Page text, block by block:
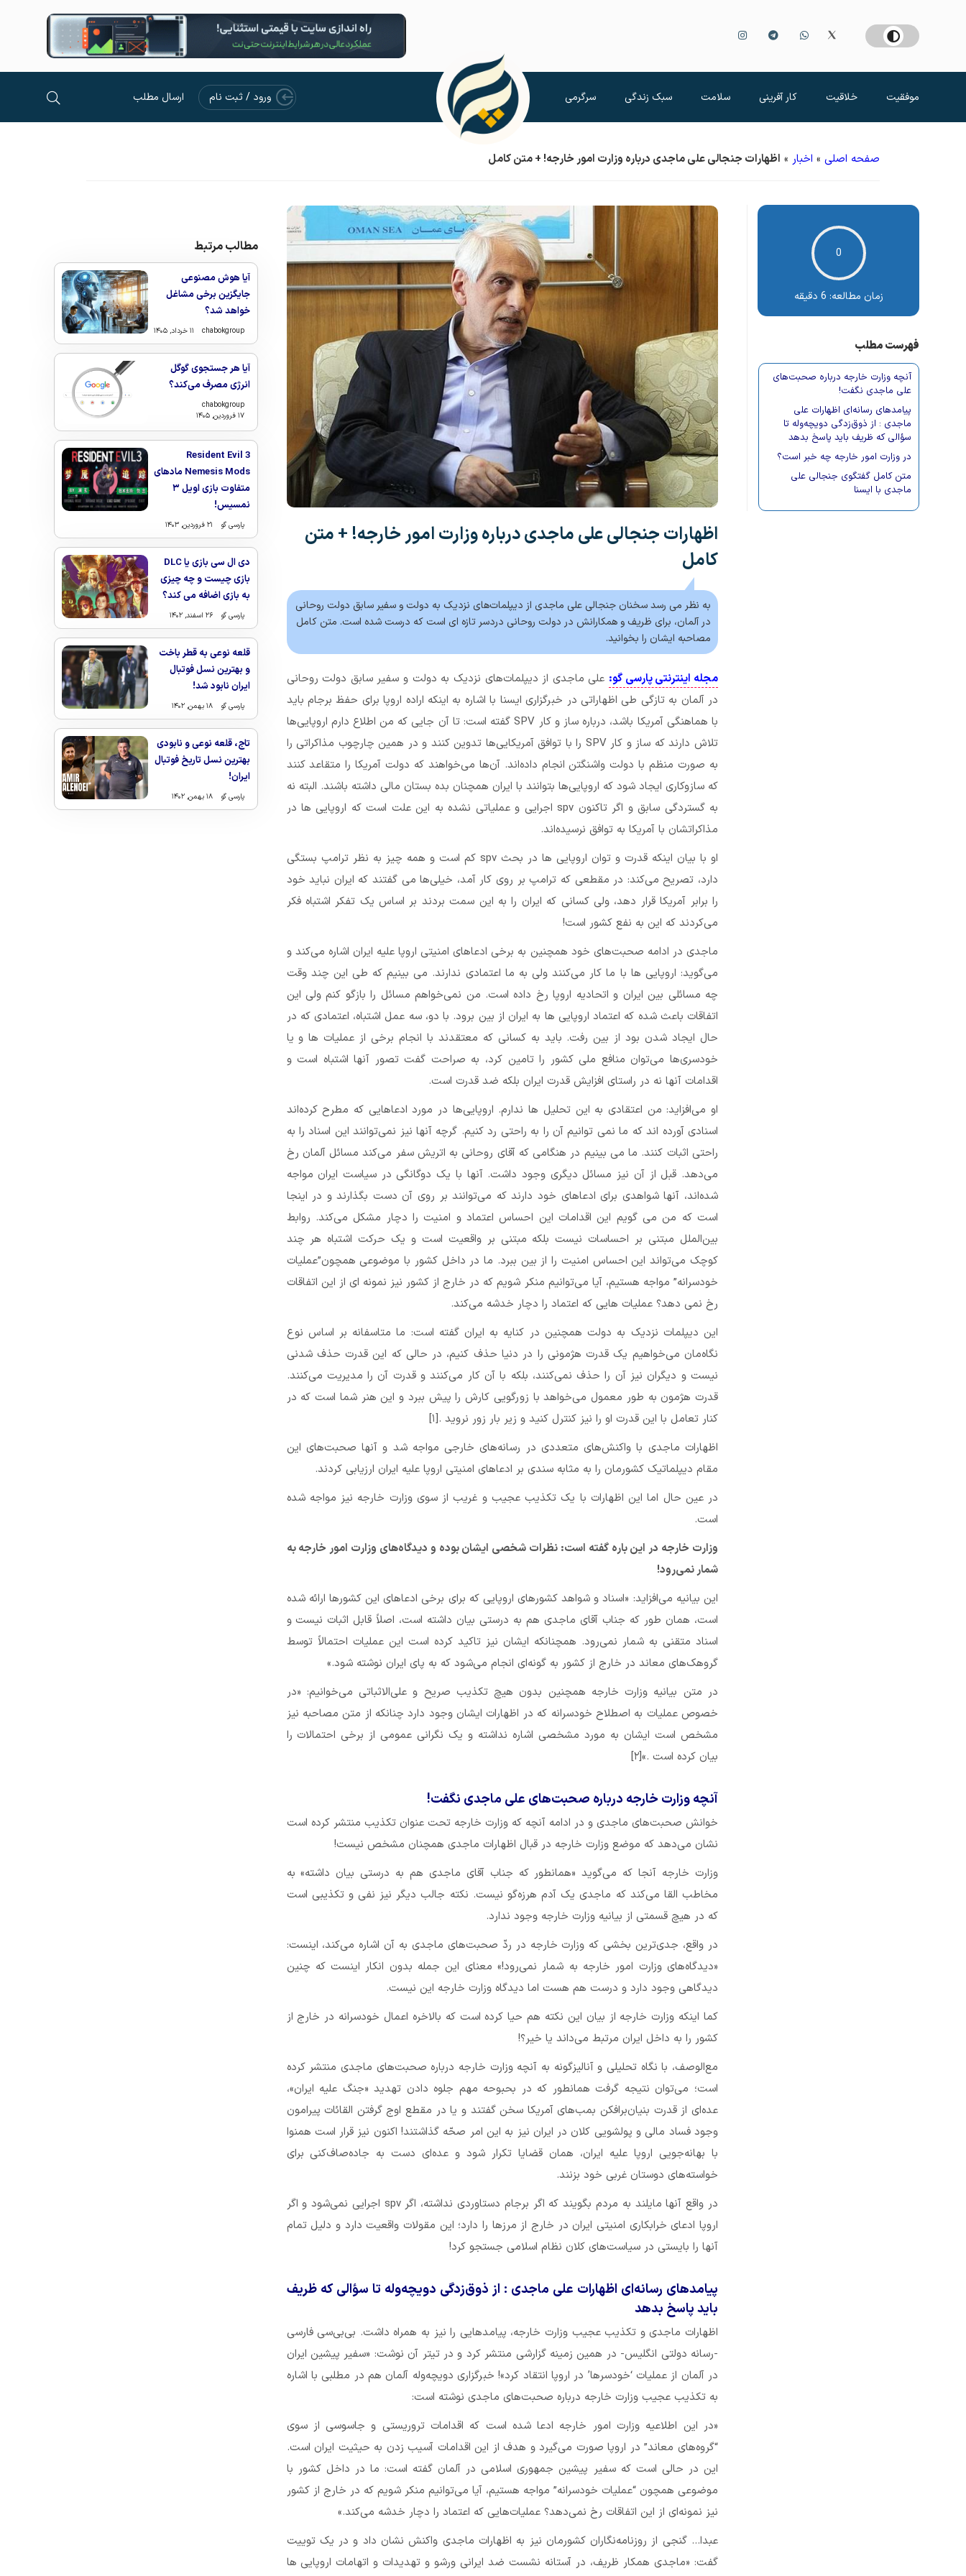
موفقیت خلاقیت کار آفرینی سلامت سبک زندگی سرگرمی ورود / ثبت نام ارسال مطلب
صفحه اصلی » اخبار » اظهارات جنجالی علی ماجدی درباره وزارت امور خارجه! + متن کامل
اظهارات جنجالی علی ماجدی درباره وزارت امور خارجه! + متن
کامل
به نظر می رسد سخنان جنجالی علی ماجدی از دیپلمات‌های نزدیک به دولت و سفیر سابق دولت روحانی
در آلمان، برای ظریف و همکارانش در دولت روحانی دردسر تازه ای است که درست شده است. متن کامل
مصاحبه ایشان را بخوانید.
مجله اینترنتی پارسی گو: علی ماجدی از دیپلمات‌های نزدیک به دولت و سفیر سابق دولت روحانی
در آلمان به تازگی طی اظهاراتی در خبرگزاری ایسنا با اشاره به اینکه اراده اروپا برای حفظ برجام باید
با هماهنگی آمریکا باشد، درباره ساز و کار SPV گفته است: تا آن جایی که من اطلاع دارم اروپایی‌ها
تلاش دارند که ساز و کار SPV را با توافق آمریکایی‌ها تدوین کنند و در همین چارچوب مذاکراتی را
به صورت منظم با دولت واشنگتن انجام داده‌اند. آن‌ها می‌خواهند که دولت آمریکا را متقاعد کنند
که سازوکاری ایجاد شود که اروپایی‌ها بتوانند با ایران همچنان بده بستان مالی داشته باشند. البته نه
به گستردگی سابق و اگر تاکنون spv اجرایی و عملیاتی نشده به این علت است که اروپایی ها در
مذاکراتشان با آمریکا به توافق نرسیده‌اند.
او با بیان اینکه قدرت و توان اروپایی ها در بحث spv کم است و همه چیز به نظر ترامپ بستگی
دارد، تصریح می‌کند: در مقطعی که ترامپ بر روی کار آمد، خیلی‌ها می گفتند که ایران نباید خود
را برابر آمریکا قرار دهد، ولی کسانی که ایران را به این سمت بردند بر اساس یک تفکر اشتباه فکر
می‌کردند که این به نفع کشور است!
ماجدی در ادامه صحبت‌های خود همچنین به برخی ادعاهای امنیتی اروپا علیه ایران اشاره می‌کند و
می‌گوید: اروپایی ها با ما کار می‌کنند ولی به ما اعتمادی ندارند. می بینیم که طی این چند وقت
چه مسائلی بین ایران و اتحادیه اروپا رخ داده است. من نمی‌خواهم مسائل را بازگو کنم ولی این
اتفاقات باعث شده که اعتماد اروپایی ها به ایران از بین برود. با دو، سه عمل اشتباه، اعتمادی که در
حال ایجاد شدن بود از بین رفت. باید به کسانی که معتقدند با انجام برخی از عملیات ها و یا
خودسری‌ها می‌توان منافع ملی کشور را تامین کرد، به صراحت گفت تصور آنها اشتباه است و
اقدامات آنها نه در راستای افزایش قدرت ایران بلکه ضد قدرت است.
او می‌افزاید: من اعتقادی به این تحلیل ها ندارم. اروپایی‌ها در مورد ادعاهایی که مطرح کرده‌اند
اسنادی آورده اند که ما نمی توانیم آن را به راحتی رد کنیم. گرچه آنها نیز نمی‌توانند این اسناد را به
راحتی اثبات کنند. ما می بینیم در هنگامی که آقای روحانی به اتریش سفر می‌کند مسائل آلمان رخ
می‌دهد. قبل از آن نیز مسائل دیگری وجود داشت. آنها با یک دوگانگی در سیاست ایران مواجه
شده‌اند، آنها شواهدی برای ادعاهای خود دارند که می‌توانند بر روی آن دست بگذارند و در اینجا
است که من می گویم این اقدامات این احساس اعتماد و امنیت را دچار مشکل می‌کند. روابط
بین‌الملل مبتنی بر احساسات نیست بلکه مبتنی بر واقعیت است و یک حرکت اشتباه هر چند
کوچک می‌تواند این احساس امنیت را از بین ببرد. ما در داخل کشور با موضوعی همچون”عملیات
خودسرانه” مواجه هستیم، آیا می‌توانیم منکر شویم که در خارج از کشور نیز نمونه ای از این اتفاقات
رخ نمی دهد؟ عملیات هایی که اعتماد را دچار خدشه می‌کند.
این دیپلمات نزدیک به دولت همچنین در کنایه به ایران گفته است: ما متاسفانه بر اساس نوع
نگاه‌مان می‌خواهیم یک قدرت هژمونی را در دنیا حذف کنیم، در حالی که این قدرت حذف شدنی
نیست و دیگران نیز آن را حذف نمی‌کنند، بلکه با آن کار می‌کنند و قدرت آن را مدیریت می‌کنند.
قدرت هژمون به طور معمول می‌خواهد با زورگویی کارش را پیش ببرد و این هنر شما است که در
کنار تعامل با این قدرت او را نیز کنترل کنید و زیر بار زور نروید .[۱]
اظهارات ماجدی با واکنش‌های متعددی در رسانه‌های خارجی مواجه شد و آنها صحبت‌های این
مقام دیپلماتیک کشورمان را به مثابه سندی بر ادعاهای امنیتی اروپا علیه ایران ارزیابی کردند.
در عین حال اما این اظهارات با یک تکذیب عجیب و غریب از سوی وزارت خارجه نیز مواجه شده
است.
وزارت خارجه در این باره گفته است: نظرات شخصی ایشان بوده و دیدگاه‌های وزارت امور خارجه به
شمار نمی‌رود!
این بیانیه می‌افزاید: «اسناد و شواهد کشورهای اروپایی که برای برخی ادعاهای این کشورها ارائه شده
است، همان طور که جناب آقای ماجدی هم به درستی بیان داشته است، اصلاً قابل اثبات نیست و
اسناد متقنی به شمار نمی‌رود. همچنانکه ایشان نیز تاکید کرده است این عملیات احتمالاً توسط
گروهک‌های معاند در خارج از کشور به گونه‌ای انجام می‌شود که به پای ایران نوشته شود.»
در متن بیانیه وزارت خارجه همچنین بدون هیچ تکذیب صریح و علی‌الاثباتی می‌خوانیم: «در
خصوص عملیات به اصطلاح خودسرانه که در اظهارات ایشان وجود دارد چنانکه از متن مصاحبه نیز
مشخص است ایشان به مورد مشخصی اشاره نداشته و یک نگرانی عمومی از برخی احتمالات را
بیان کرده است .»[۲]
آنچه وزارت خارجه درباره صحبت‌های علی ماجدی نگفت!
خوانش صحبت‌های ماجدی و در ادامه آنچه که وزارت خارجه تحت عنوان تکذیب منتشر کرده است
نشان می‌دهد که موضع وزارت خارجه در قبال اظهارات ماجدی همچنان مشخص نیست!
وزارت خارجه آنجا که می‌گوید «همانطور که جناب آقای ماجدی هم به درستی بیان داشته» به
مخاطب القا می‌کند که ماجدی یک آدم هرزه‌گو نیست. نکته جالب دیگر نیز نفی و تکذیبی است
که در هیچ قسمتی از بیانیه وزارت خارجه وجود ندارد.
در واقع، جدی‌ترین بخشی که وزارت خارجه در ردّ صحبت‌های ماجدی به آن اشاره می‌کند، اینست:
«دیدگاه‌های وزارت امور خارجه به شمار نمی‌رود!» معنای این جمله بدون انکار اینست که چنین
دیدگاهی وجود دارد و درست هم هست اما دیدگاه وزارت خارجه این نیست.
کما اینکه وزارت خارجه از بیان این نکته هم حیا کرده است که بالاخره اعمال خودسرانه در خارج از
کشور را به داخل ایران مرتبط می‌داند یا خیر؟!
مع‌الوصف، با نگاه تحلیلی و آنالیزگونه به آنچه وزارت خارجه درباره صحبت‌های ماجدی منتشر کرده
است؛ می‌توان نتیجه گرفت همانطور که در بحبوحه مهم جلوه دادن تهدید «جنگ علیه ایران»،
عده‌ای از قدرت بنیان‌برافکن بمب‌های آمریکا سخن گفتند و یا در مقطع اوج گرفتن القائات پیرامون
وجود فساد مالی و پولشویی کلان در ایران نیز به این امر صحّه گذاشتند! اکنون نیز قرار است همنوا
با بهانه‌جویی اروپا علیه ایران، همان قضایا تکرار شود و عده‌ای دست به جاده‌صاف‌کنی برای
خواسته‌های دوستان غربی خود بزنند.
در واقع آنها مایلند به مردم بگویند که اگر برجام دستاوردی نداشته، اگر spv اجرایی نمی‌شود و اگر
اروپا ادعای خرابکاری امنیتی ایران در خارج از مرزها را دارد؛ این مقولات واقعیت دارد و دلیل تمام
آنها را بایستی در سیاست‌های کلان نظام اسلامی جستجو کرد!
پیامدهای رسانه‌ای اظهارات علی ماجدی : از ذوق‌زدگی دویچه‌وله تا سؤالی که ظریف
باید پاسخ بدهد
اظهارات ماجدی و تکذیب عجیب وزارت خارجه، پیامدهایی را نیز به همراه داشت. بی‌بی‌سی فارسی
-رسانه دولتی انگلیس- در همین زمینه گزارشی منتشر کرد و در تیتر آن نوشت: «سفیر پیشین ایران
در آلمان از عملیات ‘خودسرها’ در اروپا انتقاد کرد»! خبرگزاری دویچه‌وله آلمان هم در مطلبی با اشاره
به تکذیب عجیب وزارت خارجه درباره صحبت‌های ماجدی نوشته است:
«در این اطلاعیه وزارت امور خارجه ادعا شده است که اقدامات تروریستی و جاسوسی از سوی
“گروه‌های معاند” در اروپا صورت می‌گیرد و هدف از این اقدامات آسیب زدن به حیثیت ایران است.
این در حالی است که سفیر پیشین جمهوری اسلامی در آلمان گفته است: ما در داخل کشور با
موضوعی همچون “عملیات خودسرانه” مواجه هستیم، آیا می‌توانیم منکر شویم که در خارج از کشور
نیز نمونه‌ای از این اتفاقات رخ نمی‌دهد؟ عملیات‌هایی که اعتماد را دچار خدشه می‌کند.»
عبدا… گنجی از روزنامه‌نگاران کشورمان نیز به اظهارات ماجدی واکنش نشان داد و در یک توییت
گفت: «ماجدی همکار ظریف، در آستانه نشست ضد ایرانی ورشو و تهدیدات و اتهامات اروپایی ها
0
زمان مطالعه: 6 دقیقه
فهرست مطلب
آنچه وزارت خارجه درباره صحبت‌های
علی ماجدی نگفت!
پیامدهای رسانه‌ای اظهارات علی
ماجدی : از ذوق‌زدگی دویچه‌وله تا
سؤالی که ظریف باید پاسخ بدهد
در وزارت امور خارجه چه خبر است؟
متن کامل گفتگوی جنجالی علی
ماجدی با ایسنا
مطالب مرتبط
آیا هوش مصنوعی
جایگزین برخی مشاغل
خواهد شد؟
chabokgroup ۱۱ خرداد, ۱۴۰۵
آیا هر جستجوی گوگل
انرژی مصرف می‌کند؟
chabokgroup
۱۷ فروردین, ۱۴۰۵
Resident Evil 3
Nemesis Mods مادهای
متفاوت بازی اویل ۳
نمسیس!
پارسی گو ۲۱ فروردین, ۱۴۰۳
دی ال سی بازی یا DLC
بازی چیست و چه چیزی
به بازی اضافه می کند؟
پارسی گو ۲۶ اسفند, ۱۴۰۲
قلعه نوعی به قطر باخت
و بهترین نسل فوتبال
ایران نابود شد!
پارسی گو ۱۸ بهمن, ۱۴۰۲
تاج، قلعه نوعی و نابودی
بهترین نسل تاریخ فوتبال
ایران!
پارسی گو ۱۸ بهمن, ۱۴۰۲